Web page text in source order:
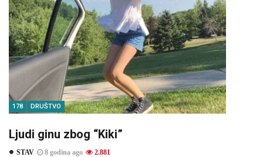
178 DRUŠTVO
Ljudi ginu zbog “Kiki”
STAV 8 godina ago 2.881